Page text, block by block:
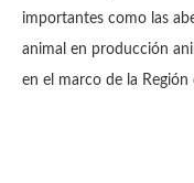
importantes como las
animal en producción
en el marco de la Región